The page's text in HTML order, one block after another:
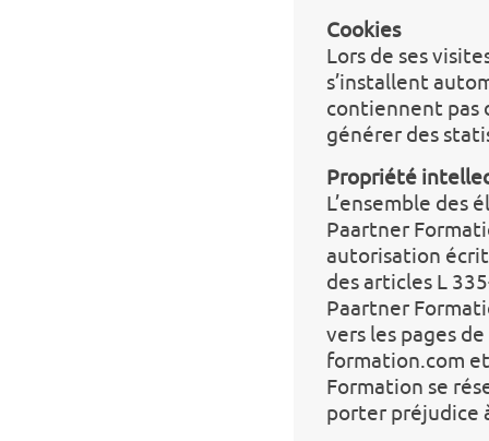
Cookies
Lors de ses
s’installent
contiennent pas
générer des
Propriété
L’ensemble des
Paartner
autorisation
des articles L
Paartner
vers les pages
formation.com
Formation se
porter préjudice